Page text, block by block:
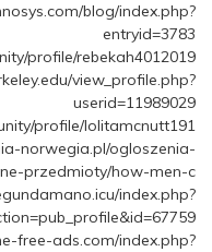
blog/index.php?
entryid=3783
profile/rebekah4012019/
view_profile.php?
userid=11989029
profile/lolitamcnutt191/
norwegia.pl/ogloszenia-
przedmioty/how-men-c…
index.php?
free-ads.com/index.php?